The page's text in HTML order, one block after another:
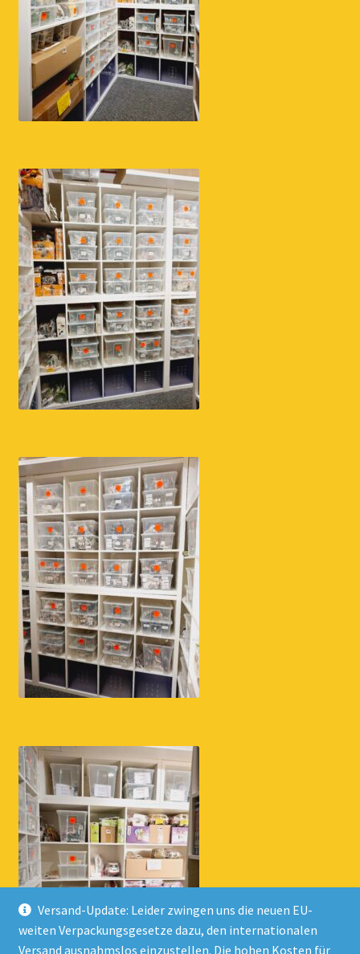
Versand-Update: Leider zwingen uns die neuen EU-
weiten Verpackungsgesetze dazu, den internationalen
Versand ausnahmslos einzustellen. Die hohen Kosten für